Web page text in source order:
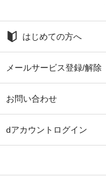
はじめての方へ
メールサービス登録/解除
お問い合わせ
dアカウントログイン